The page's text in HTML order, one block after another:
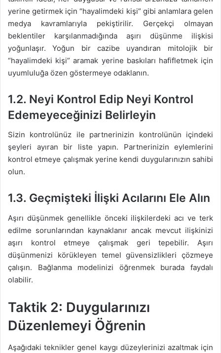
yerine getirmek için “hayalimdeki kişi” gibi anlamlara gelen
medya kavramlarıyla pekiştirilir. Gerçekçi olmayan
beklentiler karşılanmadığında aşırı düşünme ilişkisi
yoğunlaşır. Yoğun bir cazibe uyandıran mitolojik bir
“hayalimdeki kişi” aramak yerine baskıları hafifletmek için
uyumluluğa özen göstermeye odaklanın.
1.2. Neyi Kontrol Edip Neyi Kontrol
Edemeyeceğinizi Belirleyin
Sizin kontrolünüz ile partnerinizin kontrolünün içindeki
şeyleri ayıran bir liste yapın. Partnerinizin eylemlerini
kontrol etmeye çalışmak yerine kendi duygularınızın sahibi
olun.
1.3. Geçmişteki İlişki Acılarını Ele Alın
Aşırı düşünmek genellikle önceki ilişkilerdeki acı ve terk
edilme sorunlarından kaynaklanır ancak mevcut ilişkinizi
aşırı kontrol etmeye çalışmak geri tepebilir. Aşırı
düşünmenizi körükleyen temel güvensizlikleri çözmeye
çalışın. Bağlanma modelinizi öğrenmek burada faydalı
olabilir.
Taktik 2: Duygularınızı
Düzenlemeyi Öğrenin
Aşağıdaki teknikler genel kaygı düzeylerinizi azaltmak için